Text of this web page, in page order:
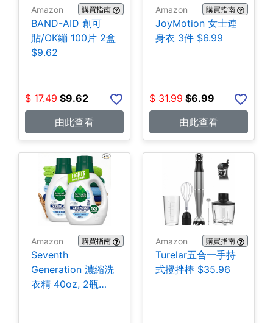
Amazon 購買指南
BAND-AID 創可
貼/OK繃 100片 2盒
$9.62
$ 17.49 $9.62
由此查看
Amazon 購買指南
JoyMotion 女士連
身衣 3件 $6.99
$ 31.99 $6.99
由此查看
Amazon 購買指南
Seventh
Generation 濃縮洗
衣精 40oz, 2瓶
Amazon 購買指南
Turelar五合一手持
式攪拌棒 $35.96